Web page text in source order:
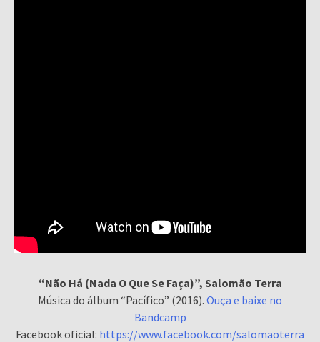
“Não Há (Nada O Que Se Faça)”, Salomão Terra
Música do álbum “Pacífico” (2016). Ouça e baixe no
Bandcamp
Facebook oficial: https://www.facebook.com/salomaoterra